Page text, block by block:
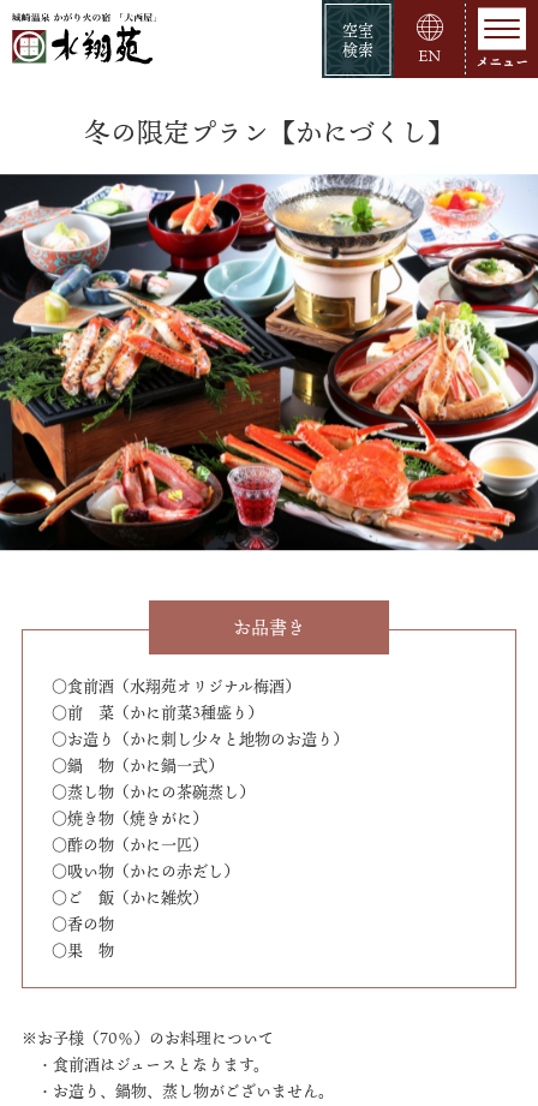
空室
検索
EN
冬の限定プラン【かにづくし】
お品書き
○食前酒（水翔苑オリジナル梅酒）
○前 菜（かに前菜3種盛り）
○お造り（かに刺し少々と地物のお造り）
○鍋 物（かに鍋一式）
○蒸し物（かにの茶碗蒸し）
○焼き物（焼きがに）
○酢の物（かに一匹）
○吸い物（かにの赤だし）
○ご 飯（かに雑炊）
○香の物
○果 物
※お子様（70％）のお料理について
・食前酒はジュースとなります。
・お造り、鍋物、蒸し物がございません。